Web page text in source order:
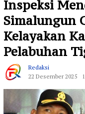
Inspeksi
Simalungun
Kelayakan
Pelabuhan
Redaksi
22 Desember 2025